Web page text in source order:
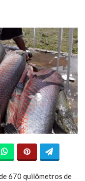
670 quilômetros de